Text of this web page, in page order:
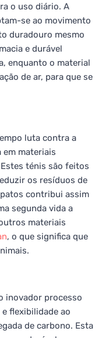
o uso diário. A
se ao movimento
duradouro mesmo
e durável
enquanto o material
de ar, para que se
luta contra a
em materiais
ténis são feitos
os resíduos de
contribui assim
segunda vida a
materiais
, o que significa que
inovador processo
flexibilidade ao
de carbono. Esta